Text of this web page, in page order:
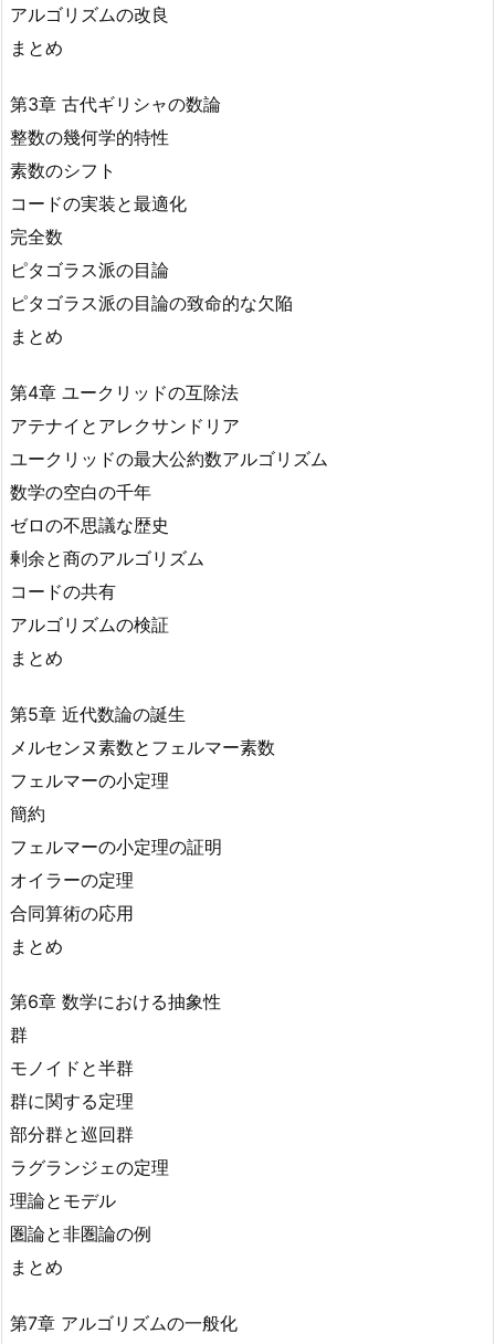
アルゴリズムの改良
まとめ
第3章 古代ギリシャの数論
整数の幾何学的特性
素数のシフト
コードの実装と最適化
完全数
ピタゴラス派の目論
ピタゴラス派の目論の致命的な欠陥
まとめ
第4章 ユークリッドの互除法
アテナイとアレクサンドリア
ユークリッドの最大公約数アルゴリズム
数学の空白の千年
ゼロの不思議な歴史
剰余と商のアルゴリズム
コードの共有
アルゴリズムの検証
まとめ
第5章 近代数論の誕生
メルセンヌ素数とフェルマー素数
フェルマーの小定理
簡約
フェルマーの小定理の証明
オイラーの定理
合同算術の応用
まとめ
第6章 数学における抽象性
群
モノイドと半群
群に関する定理
部分群と巡回群
ラグランジェの定理
理論とモデル
圏論と非圏論の例
まとめ
第7章 アルゴリズムの一般化